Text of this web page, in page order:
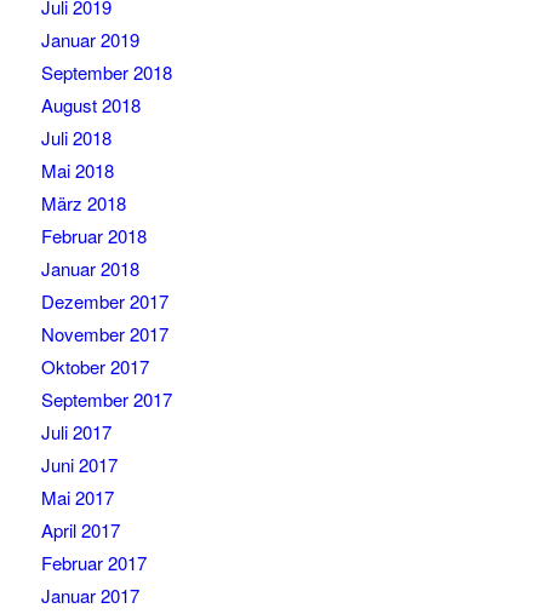
Juli 2019
Januar 2019
September 2018
August 2018
Juli 2018
Mai 2018
März 2018
Februar 2018
Januar 2018
Dezember 2017
November 2017
Oktober 2017
September 2017
Juli 2017
Juni 2017
Mai 2017
April 2017
Februar 2017
Januar 2017